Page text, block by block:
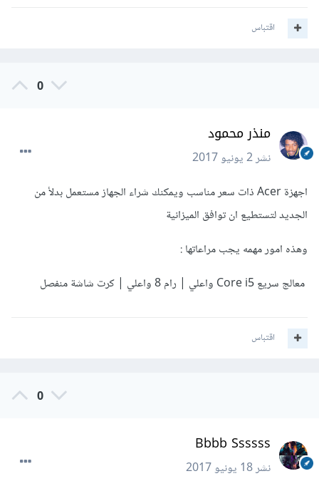
اقتباس
0
منذر محمود
نشر2 يونيو 2017
اجهزة Acer ذات سعر مناسب ويمكنك شراء الجهاز مستعمل بدلأ من
الجديد لتستطيع ان توافق الميزانية
وهذه امور مهمه يجب مراعاتها :
معالج سريع Core i5 واعلي | رام 8 واعلي | كرت شاشة منفصل
اقتباس
0
Bbbb Ssssss
نشر18 يونيو 2017